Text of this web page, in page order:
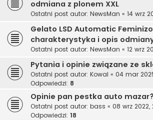
odmiana z plonem XXL
Ostatni post autor: NewsMan « 14 wrz
Gelato LSD Automatic
charakterystyka i opis
Ostatni post autor: NewsMan « 12 wrz
Pytania i opinie związane ze
Ostatni post autor: Kowal « 04 mar
Odpowiedzi: 8
Opinie pan pestka auto mazar?
Ostatni post autor: bass « 08 wrz 2022,
Odpowiedzi: 18